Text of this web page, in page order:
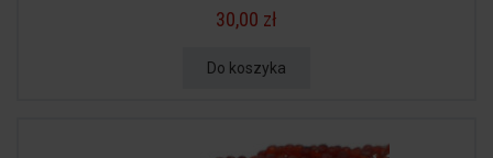
30,00 zł
Do koszyka